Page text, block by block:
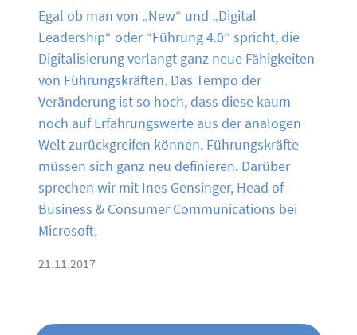
Egal ob man von „New“ und „Digital
Leadership“ oder “Führung 4.0” spricht, die
Digitalisierung verlangt ganz neue Fähigkeiten
von Führungskräften. Das Tempo der
Veränderung ist so hoch, dass diese kaum
noch auf Erfahrungswerte aus der analogen
Welt zurückgreifen können. Führungskräfte
müssen sich ganz neu definieren. Darüber
sprechen wir mit Ines Gensinger, Head of
Business & Consumer Communications bei
Microsoft.
21.11.2017